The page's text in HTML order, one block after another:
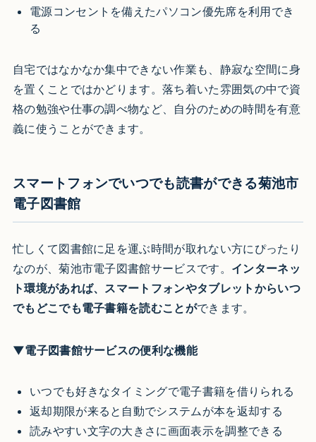
電源コンセントを備えたパソコン優先席を利用でき
る
自宅ではなかなか集中できない作業も、静寂な空間に身
を置くことではかどります。落ち着いた雰囲気の中で資
格の勉強や仕事の調べ物など、自分のための時間を有意
義に使うことができます。
スマートフォンでいつでも読書ができる菊池市
電子図書館
忙しくて図書館に足を運ぶ時間が取れない方にぴったり
なのが、菊池市電子図書館サービスです。 インターネッ
ト環境があれば、スマートフォンやタブレットからいつ
でもどこでも電子書籍を読むことができます。
▼電子図書館サービスの便利な機能
いつでも好きなタイミングで電子書籍を借りられる
返却期限が来ると自動でシステムが本を返却する
読みやすい文字の大きさに画面表示を調整できる